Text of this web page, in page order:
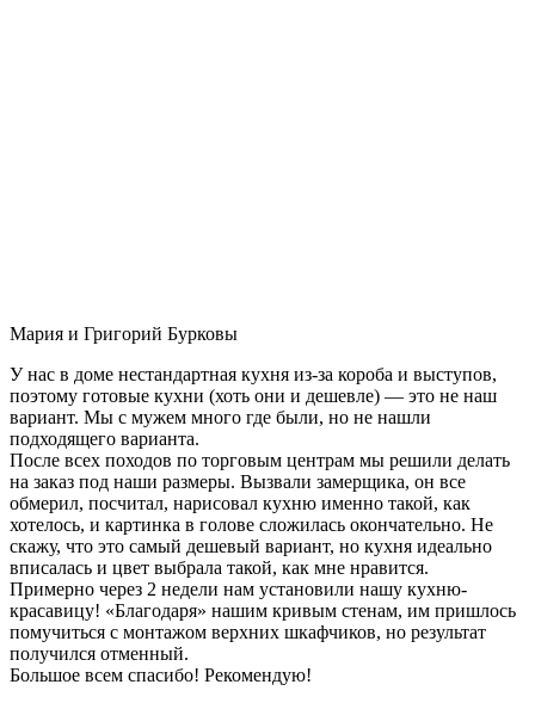
Мария и Григорий Бурковы
У нас в доме нестандартная кухня из-за короба и выступов,
поэтому готовые кухни (хоть они и дешевле) — это не наш
вариант. Мы с мужем много где были, но не нашли
подходящего варианта.
После всех походов по торговым центрам мы решили делать
на заказ под наши размеры. Вызвали замерщика, он все
обмерил, посчитал, нарисовал кухню именно такой, как
хотелось, и картинка в голове сложилась окончательно. Не
скажу, что это самый дешевый вариант, но кухня идеально
вписалась и цвет выбрала такой, как мне нравится.
Примерно через 2 недели нам установили нашу кухню-
красавицу! «Благодаря» нашим кривым стенам, им пришлось
помучиться с монтажом верхних шкафчиков, но результат
получился отменный.
Большое всем спасибо! Рекомендую!